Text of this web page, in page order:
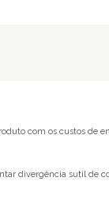
com os custos de
divergência sutil de